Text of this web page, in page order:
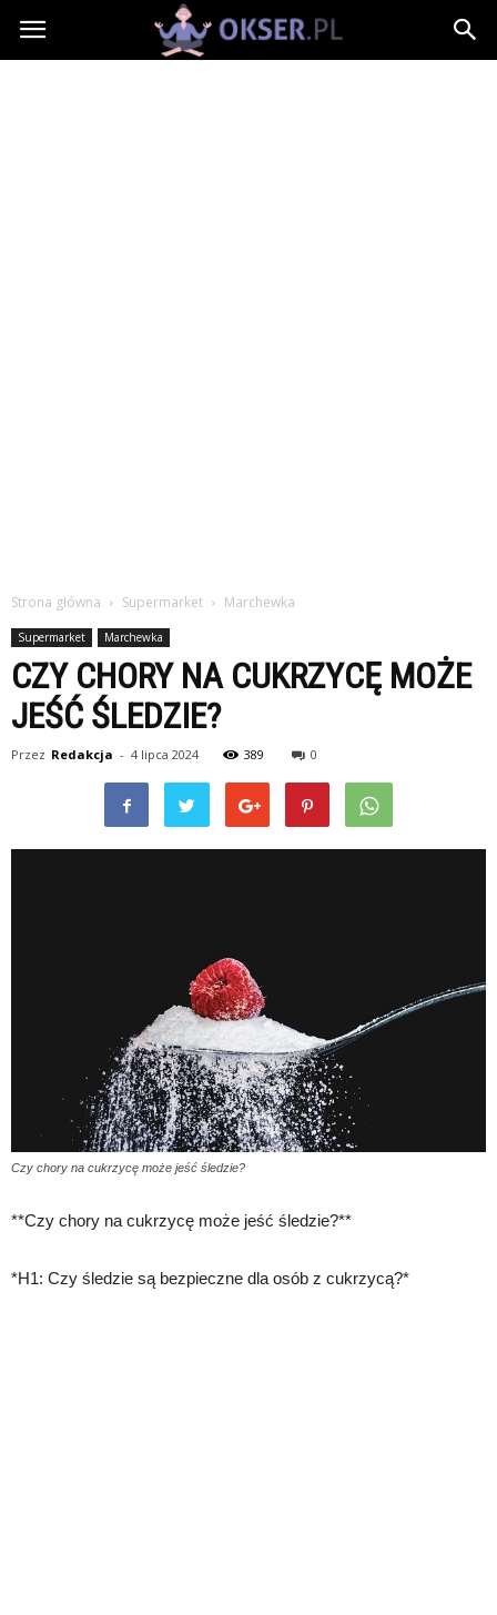
Okser.pl
Strona główna Supermarket Marchewka
Supermarket Marchewka
CZY CHORY NA CUKRZYCĘ MOŻE
JEŚĆ ŚLEDZIE?
Przez Redakcja - 4 lipca 2024 389 0
Czy chory na cukrzycę może jeść śledzie?
**Czy chory na cukrzycę może jeść śledzie?**
*H1: Czy śledzie są bezpieczne dla osób z cukrzycą?*